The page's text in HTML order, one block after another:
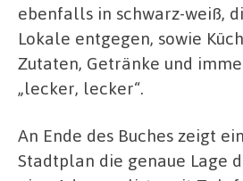
ebenfalls in schwarz-weiß,
Lokale entgegen, sowie
Zutaten, Getränke und
„lecker, lecker“.
An Ende des Buches zeigt
Stadtplan die genaue Lage